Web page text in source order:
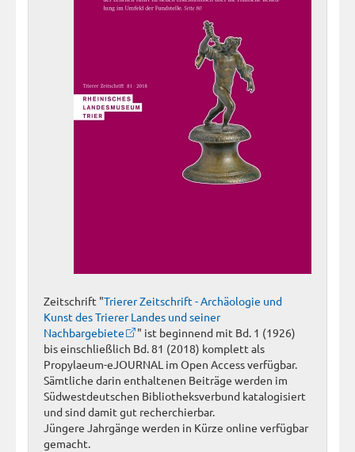
Zeitschrift "Trierer Zeitschrift - Archäologie und
Kunst des Trierer Landes und seiner
Nachbargebiete
" ist beginnend mit Bd. 1 (1926)
bis einschließlich Bd. 81 (2018) komplett als
Propylaeum-eJOURNAL im Open Access verfügbar.
Sämtliche darin enthaltenen Beiträge werden im
Südwestdeutschen Bibliotheksverbund katalogisiert
und sind damit gut recherchierbar.
Jüngere Jahrgänge werden in Kürze online verfügbar
gemacht.